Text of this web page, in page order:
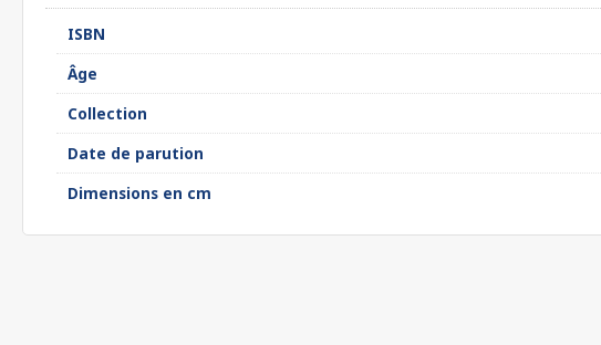
ISBN
Âge
Collection
Date de parution
Dimensions en cm